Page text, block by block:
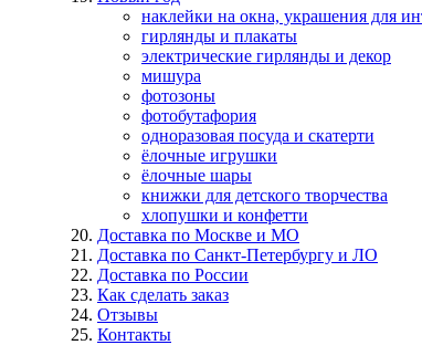
наклейки на окна, украшения для
гирлянды и плакаты
электрические гирлянды и декор
мишура
фотозоны
фотобутафория
одноразовая посуда и скатерти
ёлочные игрушки
ёлочные шары
книжки для детского творчества
хлопушки и конфетти
Доставка по Москве и МО
Доставка по Санкт-Петербургу и ЛО
Доставка по России
Как сделать заказ
Отзывы
Контакты